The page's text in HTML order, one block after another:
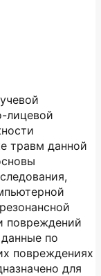
лицевой
травм данной
повреждений
по
повреждениях
для